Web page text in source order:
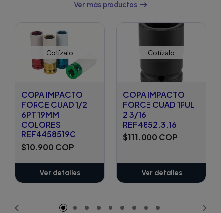
Ver más productos
Cotízalo
COPA IMPACTO
FORCE CUAD 1/2
6PT 19MM
COLORES
REF4458519C
$10.900 COP
Ver detalles
Cotízalo
COPA IMPACTO
FORCE CUAD 1PUL
2 3/16
REF4852.3.16
$111.000 COP
Ver detalles